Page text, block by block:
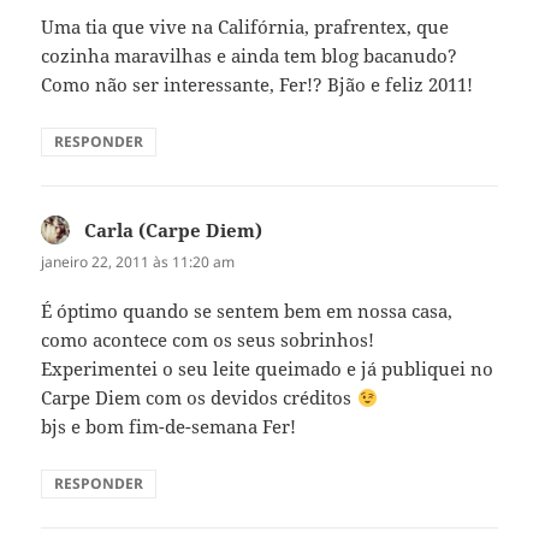
Uma tia que vive na Califórnia, prafrentex, que
cozinha maravilhas e ainda tem blog bacanudo?
Como não ser interessante, Fer!? Bjão e feliz 2011!
RESPONDER
Carla (Carpe Diem)
janeiro 22, 2011 às 11:20 am
É óptimo quando se sentem bem em nossa casa,
como acontece com os seus sobrinhos!
Experimentei o seu leite queimado e já publiquei no
Carpe Diem com os devidos créditos
bjs e bom fim-de-semana Fer!
RESPONDER